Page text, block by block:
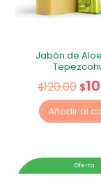
Jabón de
$120.00 $
Añadir al
Oferta